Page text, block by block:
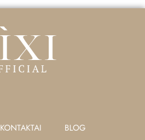
KONTAKTAI BLOG